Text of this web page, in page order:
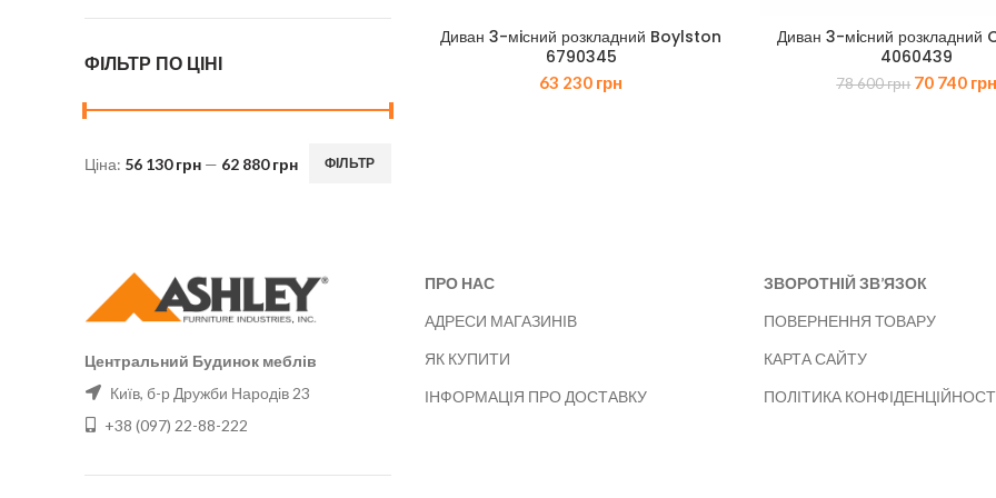
ФІЛЬТР ПО ЦІНІ
Мінімальна
Найбільша
ФІЛЬТР
Ціна: 56 130 грн — 62 880 грн
Диван 3-мiсний розкладний Boylston
6790345
63 230 грн
Диван 3-мiсний розкладний
4060439
78 600грн 70 740 грн
Центральний Будинок меблів
Київ, б-р Дружби Народів 23
+38 (097) 22-88-222
ПРО НАС
АДРЕСИ МАГАЗИНІВ
ЯК КУПИТИ
ІНФОРМАЦІЯ ПРО ДОСТАВКУ
ЗВОРОТНІЙ ЗВ’ЯЗОК
ПОВЕРНЕННЯ ТОВАРУ
КАРТА САЙТУ
ПОЛІТИКА